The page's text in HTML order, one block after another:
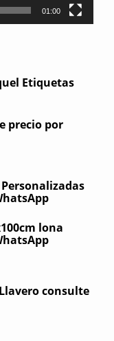
01:00
Etiquetas
precio por
lona
consulte